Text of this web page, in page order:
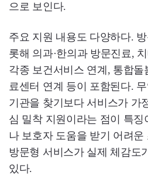
으로 보인다.
주요 지원 내용도 다양하다.
롯해 의과·한의과 방문진료,
각종 보건서비스 연계, 통합돌
료센터 연계 등이 포함된다.
기관을 찾기보다 서비스가 가
심 밀착 지원이라는 점이 특징
나 보호자 도움을 받기 어려
방문형 서비스가 실제 체감도
있다.